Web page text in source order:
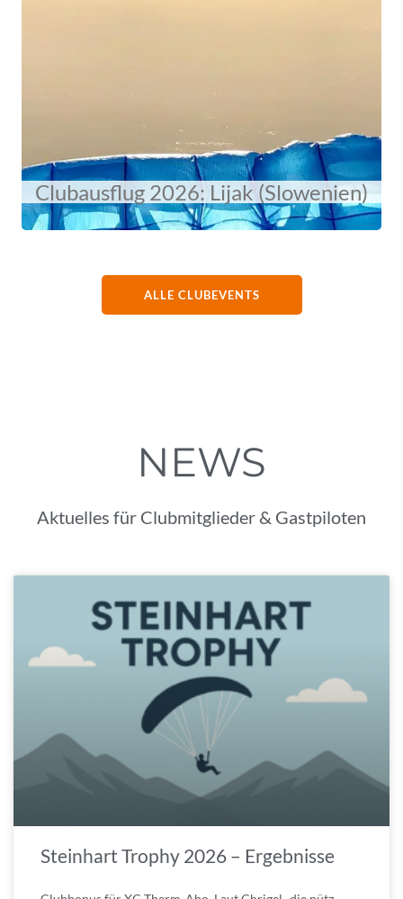
Clubausflug 2026: Lijak (Slowenien)
ALLE CLUBEVENTS
NEWS
Aktuelles für Clubmitglieder & Gastpiloten
Steinhart Trophy 2026 – Ergebnisse